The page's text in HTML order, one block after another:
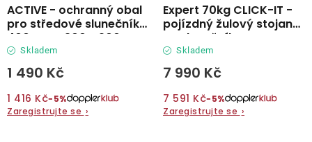
ACTIVE - ochranný obal
pro středové slunečníky
400 cm a 300 x 200 cm
Skladem
1 490 Kč
1 416 Kč−5%
Zaregistrujte se ›
Expert 70kg CLICK-IT -
pojízdný žulový stojan
na slunečník
Skladem
7 990 Kč
7 591 Kč−5%
Zaregistrujte se ›